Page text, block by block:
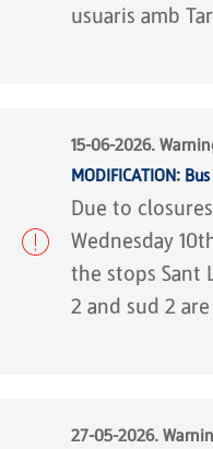
usuaris amb
15-06-2026.
MODIFICATION:
Due to
Wednesday
the stops Sant
2 and sud 2
27-05-2026.